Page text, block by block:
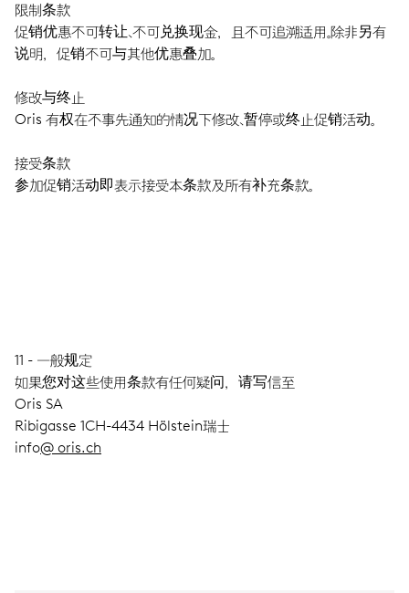
限制条款
促销优惠不可转让、不可兑换现金，且不可追溯适用。除非另有
说明，促销不可与其他优惠叠加。
修改与终止
Oris 有权在不事先通知的情况下修改、暂停或终止促销活动。
接受条款
参加促销活动即表示接受本条款及所有补充条款。
11 - 一般规定
如果您对这些使用条款有任何疑问，请写信至
Oris SA
Ribigasse 1CH-4434 Hölstein瑞士
info@ oris.ch